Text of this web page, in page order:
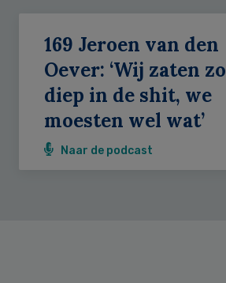
169 Jeroen van den
Oever: ‘Wij zaten zo
diep in de shit, we
moesten wel wat’
Naar de podcast